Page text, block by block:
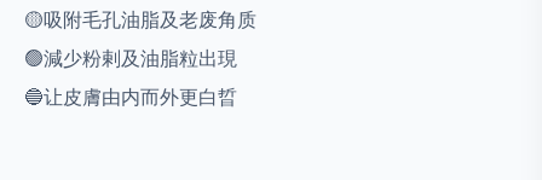
🟡吸附毛孔油脂及老废角质
🟢減少粉剌及油脂粒出現
🔵让皮膚由内而外更白晢